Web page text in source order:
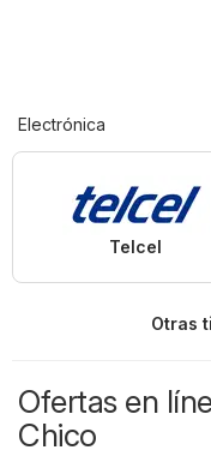
Electrónica
Telcel
Otras
Ofertas en
Chico